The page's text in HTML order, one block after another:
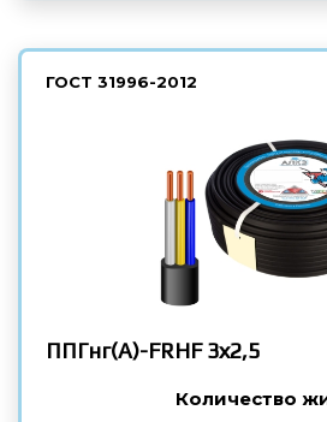
ГОСТ 31996-2012
ППГнг(А)-FRHF3х2,5
Количество